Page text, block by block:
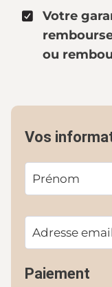
Votre
ou
Vos
Paiement